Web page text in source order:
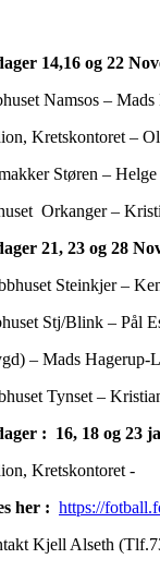
14,16 og 22
Namsos – Mads
Kretskontoret –
Støren – Helge
Orkanger –
21, 23 og 28
Steinkjer –
Stj/Blink – Pål
– Mads
Tynset –
: 16, 18 og 23
Kretskontoret -
her : https://
Kjell Alseth